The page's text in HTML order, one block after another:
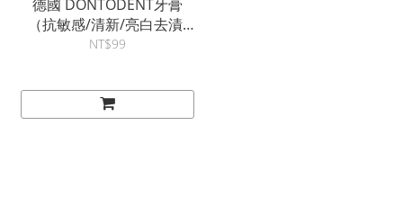
德國 DONTODENT牙膏
（抗敏感/清新/亮白去漬/
草本）125ml
NT$99